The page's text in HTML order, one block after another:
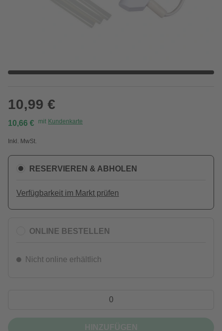
10,99 €
10,66 € mit Kundenkarte
Inkl. MwSt.
RESERVIEREN & ABHOLEN
Verfügbarkeit im Markt prüfen
ONLINE BESTELLEN
Nicht online erhältlich